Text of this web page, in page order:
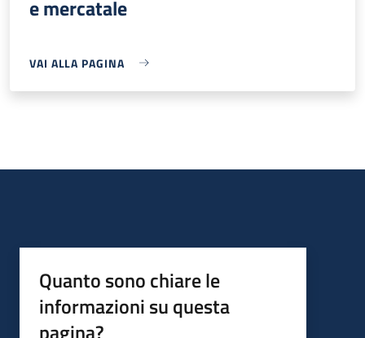
e mercatale
VAI ALLA PAGINA
Quanto sono chiare le
informazioni su questa
pagina?